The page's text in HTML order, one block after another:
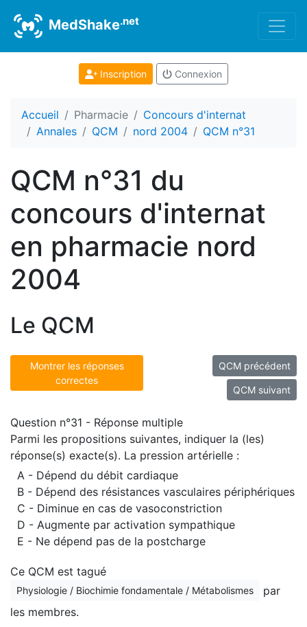
MedShake.net
Inscription Connexion
Accueil Pharmacie
Concours d'internat
Annales
QCM nord 2004 QCM n°31
QCM n°31 du
concours d'internat
en pharmacie nord
2004
Le QCM
Montrer les réponses
correctes
QCM précédent
QCM suivant
Question n°31 - Réponse multiple
Parmi les propositions suivantes, indiquer la (les)
réponse(s) exacte(s). La pression artérielle :
A - Dépend du débit cardiaque
B - Dépend des résistances vasculaires périphériques
C - Diminue en cas de vasoconstriction
D - Augmente par activation sympathique
E - Ne dépend pas de la postcharge
Ce QCM est tagué
Physiologie / Biochimie fondamentale / Métabolismes
par
les membres.